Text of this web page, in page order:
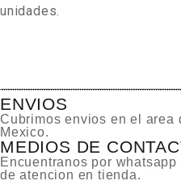
unidades.
ENVIOS
Cubrimos envios en el area
Mexico.
MEDIOS DE
Encuentranos por
de atencion en tienda.